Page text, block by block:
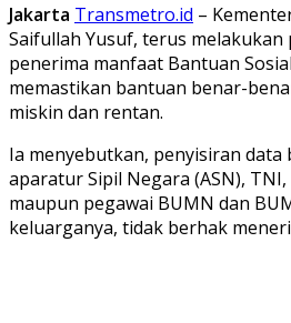
Jakarta Transmetro.id –
Saifullah Yusuf, terus melakukan
penerima manfaat Bantuan
memastikan bantuan benar-
miskin dan rentan.
Ia menyebutkan, penyisiran
aparatur Sipil Negara (ASN),
maupun pegawai BUMN dan
keluarganya, tidak berhak